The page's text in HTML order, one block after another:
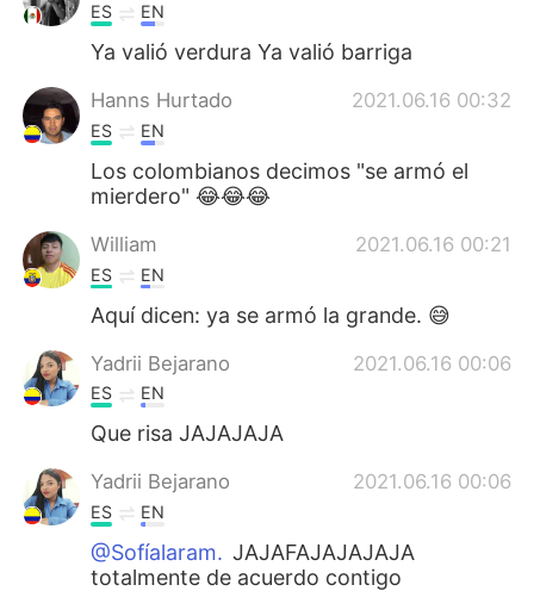
Indonesia
Türkçe
Português
ES EN
Ya valió verdura Ya valió barriga
Hanns Hurtado 2021.06.16 00:32
ES EN
Los colombianos decimos "se armó el
mierdero" 😂😂😂
William 2021.06.16 00:21
ES EN
Aquí dicen: ya se armó la grande. 😅
Yadrii Bejarano 2021.06.16 00:06
ES EN
Que risa JAJAJAJA
Yadrii Bejarano 2021.06.16 00:06
ES EN
@Sofíalaram. JAJAFAJAJAJAJA
totalmente de acuerdo contigo